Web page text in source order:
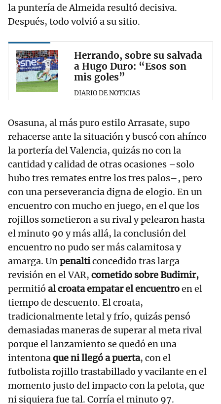
la puntería de Almeida resultó decisiva.
Después, todo volvió a su sitio.
Herrando, sobre su salvada
a Hugo Duro: “Esos son
mis goles”
DIARIO DE NOTICIAS
Osasuna, al más puro estilo Arrasate, supo
rehacerse ante la situación y buscó con ahínco
la portería del Valencia, quizás no con la
cantidad y calidad de otras ocasiones –solo
hubo tres remates entre los tres palos–, pero
con una perseverancia digna de elogio. En un
encuentro con mucho en juego, en el que los
rojillos sometieron a su rival y pelearon hasta
el minuto 90 y más allá, la conclusión del
encuentro no pudo ser más calamitosa y
amarga. Unpenalticoncedido tras larga
revisión en el VAR, cometido sobre Budimir,
permitió al croata empatar el encuentroen el
tiempo de descuento. El croata,
tradicionalmente letal y frío, quizás pensó
demasiadas maneras de superar al meta rival
porque el lanzamiento se quedó en una
intentonaque ni llegó a puerta, con el
futbolista rojillo trastabillado y vacilante en el
momento justo del impacto con la pelota, que
ni siquiera fue tal. Corría el minuto 97.